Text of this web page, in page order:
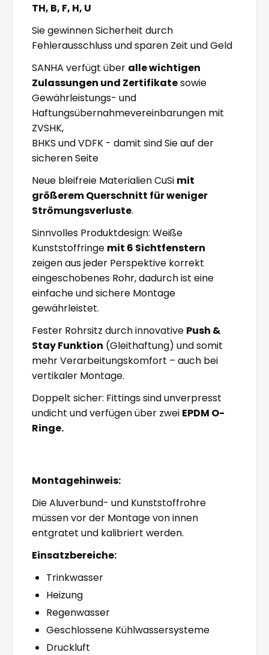
TH, B, F, H, U
Sie gewinnen Sicherheit durch
Fehlerausschluss und sparen Zeit und Geld
SANHA verfügt über alle wichtigen
Zulassungen und Zertifikatesowie
Gewährleistungs- und
Haftungsübernahmevereinbarungen mit
ZVSHK,
BHKS und VDFK - damit sind Sie auf der
sicheren Seite
Neue bleifreie Materialien CuSi mit
größerem Querschnitt für weniger
Strömungsverluste.
Sinnvolles Produktdesign: Weiße
Kunststoffringe mit 6 Sichtfenstern
zeigen aus jeder Perspektive korrekt
eingeschobenes Rohr, dadurch ist eine
einfache und sichere Montage
gewährleistet.
Fester Rohrsitz durch innovative Push &
Stay Funktion (Gleithaftung) und somit
mehr Verarbeitungskomfort – auch bei
vertikaler Montage.
Doppelt sicher: Fittings sind unverpresst
undicht und verfügen über zwei EPDM O-
Ringe.
Montagehinweis:
Die Aluverbund- und Kunststoffrohre
müssen vor der Montage von innen
entgratet und kalibriert werden.
Einsatzbereiche:
Trinkwasser
Heizung
Regenwasser
Geschlossene Kühlwassersysteme
Druckluft